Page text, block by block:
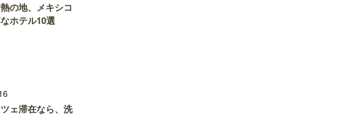
の地、メキシコ
ホテル10選
ェ滞在なら、洗